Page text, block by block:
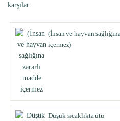
karşılar
(İnsan ve hayvan
içermez)
Düşük sıcaklıkta ütü